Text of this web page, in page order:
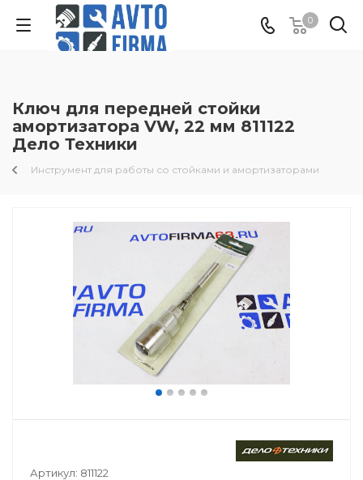
0
Ключ для передней стойки
амортизатора VW, 22 мм 811122
Дело Техники
Инструмент для работы со стойками и амортизаторами
Артикул: 811122